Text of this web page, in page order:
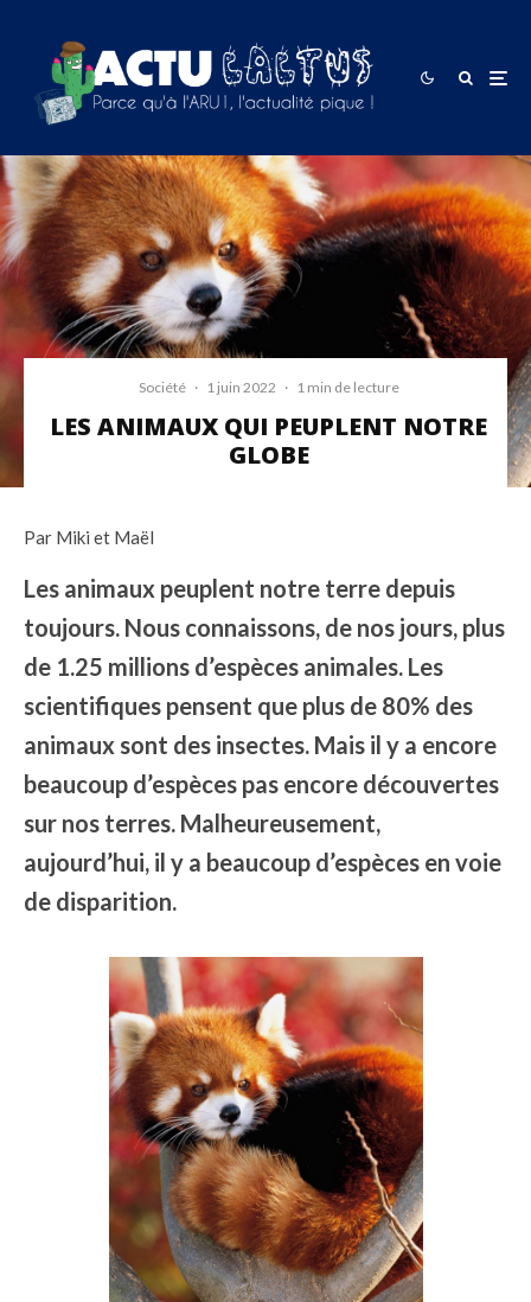
Société · 1 juin 2022 · 1 min de lecture
LES ANIMAUX QUI PEUPLENT NOTRE
GLOBE
Par Miki et Maël
Les animaux peuplent notre terre depuis
toujours. Nous connaissons, de nos jours, plus
de 1.25 millions d’espèces animales. Les
scientifiques pensent que plus de 80% des
animaux sont des insectes. Mais il y a encore
beaucoup d’espèces pas encore découvertes
sur nos terres. Malheureusement,
aujourd’hui, il y a beaucoup d’espèces en voie
de disparition.